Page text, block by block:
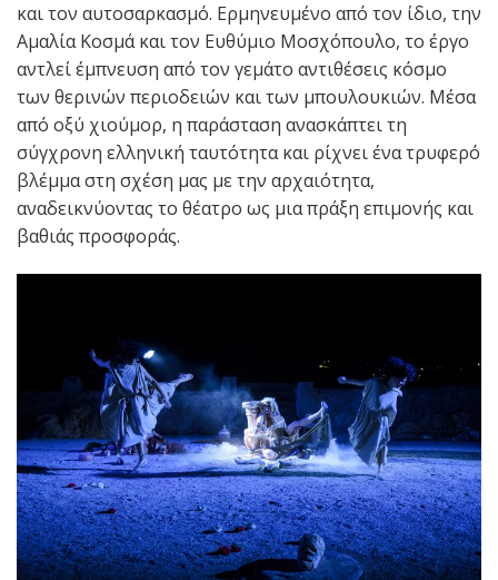
και τον αυτοσαρκασμό. Ερμηνευμένο από τον ίδιο, την
Αμαλία Κοσμά και τον Ευθύμιο Μοσχόπουλο, το έργο
αντλεί έμπνευση από τον γεμάτο αντιθέσεις κόσμο
των θερινών περιοδειών και των μπουλουκιών. Μέσα
από οξύ χιούμορ, η παράσταση ανασκάπτει τη
σύγχρονη ελληνική ταυτότητα και ρίχνει ένα τρυφερό
βλέμμα στη σχέση μας με την αρχαιότητα,
αναδεικνύοντας το θέατρο ως μια πράξη επιμονής και
βαθιάς προσφοράς.